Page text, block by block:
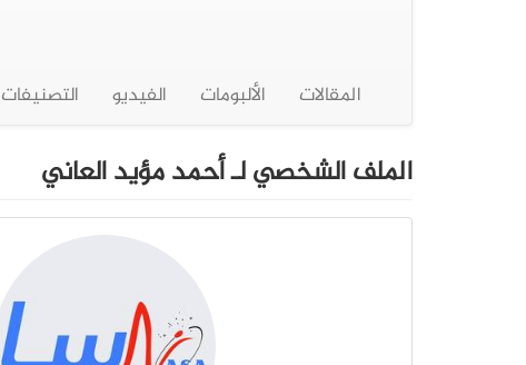
المقالات الألبومات الفيديو التصنيفات
الملف الشخصي لـ أحمد مؤيد العاني